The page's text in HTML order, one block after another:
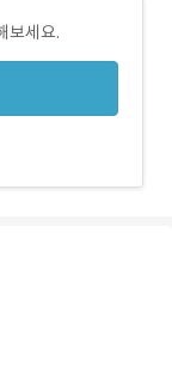
보세요.